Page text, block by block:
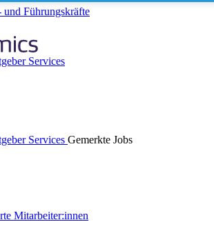
Führungskräfte
Services
Services Gemerkte Jobs
Mitarbeiter:innen